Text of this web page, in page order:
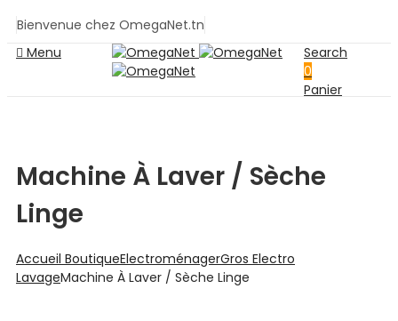
Bienvenue chez OmegaNet.tn
Menu
Search
0
Panier
Machine À Laver / Sèche
Linge
Accueil BoutiqueElectroménagerGros Electro
LavageMachine À Laver / Sèche Linge